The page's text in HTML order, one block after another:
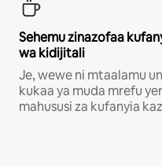
Sehemu zinazofaa
wa kidijitali
Je, wewe ni mtaalamu
kukaa ya muda mrefu
mahususi za kufanyia